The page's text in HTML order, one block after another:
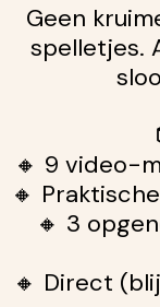
Geen
spelletjes.
🔸 9 video-
🔸
🔸 3
🔸 Direct